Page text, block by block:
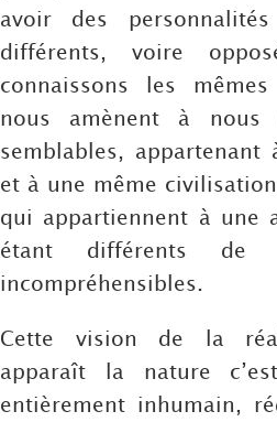
avoir des
différents, voire
connaissons les
nous amènent à nous
semblables,
et à une même
qui appartiennent à une
étant différents de
incompréhensibles.
Cette vision de la
apparaît la nature
entièrement inhumain,